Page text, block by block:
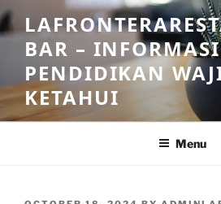
Skip
to
contentBAR – INFORMASI
PENDIDIKAN
KETAHUI
Menu